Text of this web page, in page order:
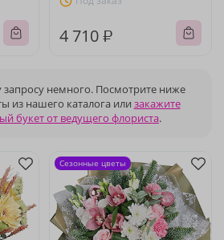
4 710 ₽
немного. Посмотрите ниже
из нашего каталога или закажите
букет от ведущего флориста.
Сезонные цветы